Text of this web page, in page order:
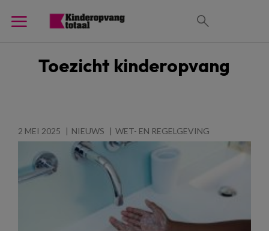
Toezicht kinderopvang
2 MEI 2025 NIEUWS WET- EN REGELGEVING